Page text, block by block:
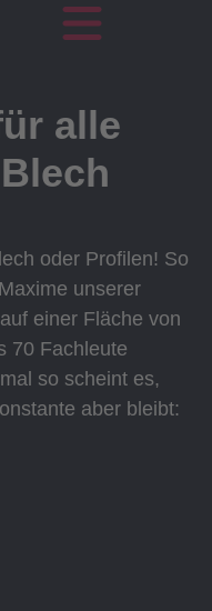
alle
oder Profilen! So
unserer
einer Fläche von
70 Fachleute
so scheint es,
aber bleibt: